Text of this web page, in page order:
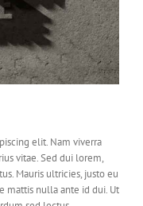
elit. Nam viverra
vitae. Sed dui lorem,
Mauris ultricies, justo eu
mattis nulla ante id dui. Ut